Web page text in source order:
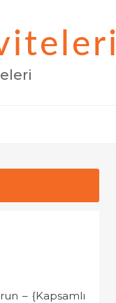
– {Kapsamlı